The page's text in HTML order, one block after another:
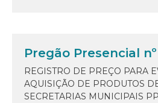
Pregão Presencial nº
REGISTRO DE PREÇO PARA
AQUISIÇÃO DE PRODUTOS
SECRETARIAS MUNICIPAIS